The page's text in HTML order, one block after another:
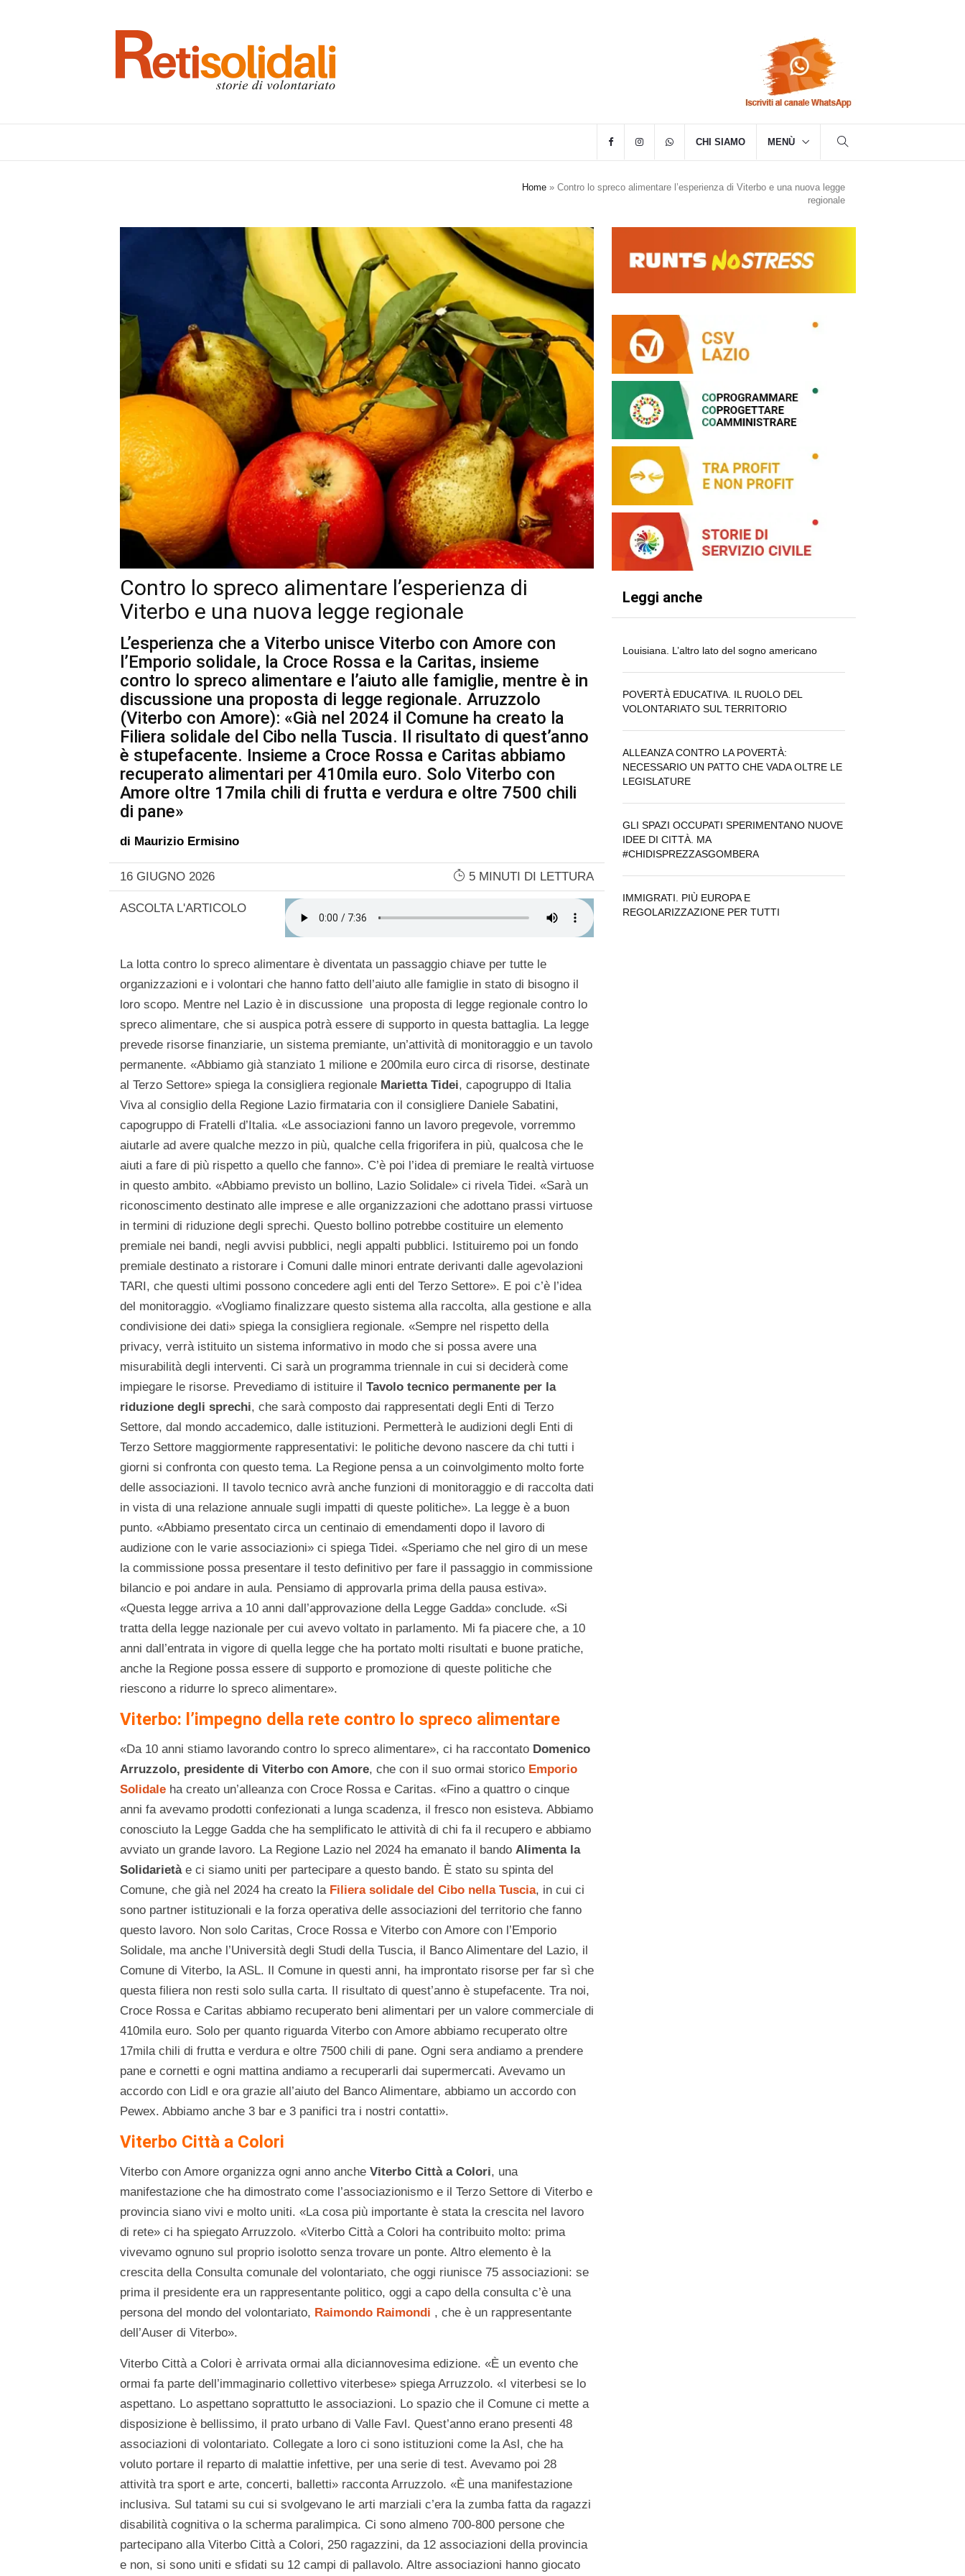
CHI SIAMO MENÙ
Home » Contro lo spreco alimentare l’esperienza di Viterbo e una nuova legge
regionale
Contro lo spreco alimentare l’esperienza di
Viterbo e una nuova legge regionale
L’esperienza che a Viterbo unisce Viterbo con Amore con
l’Emporio solidale, la Croce Rossa e la Caritas, insieme
contro lo spreco alimentare e l’aiuto alle famiglie, mentre è in
discussione una proposta di legge regionale. Arruzzolo
(Viterbo con Amore): «Già nel 2024 il Comune ha creato la
Filiera solidale del Cibo nella Tuscia. Il risultato di quest’anno
è stupefacente. Insieme a Croce Rossa e Caritas abbiamo
recuperato alimentari per 410mila euro. Solo Viterbo con
Amore oltre 17mila chili di frutta e verdura e oltre 7500 chili
di pane»
di Maurizio Ermisino
16 GIUGNO 2026 5 MINUTI DI LETTURA
ASCOLTA L'ARTICOLO
La lotta contro lo spreco alimentare è diventata un passaggio chiave per tutte le
organizzazioni e i volontari che hanno fatto dell’aiuto alle famiglie in stato di bisogno il
loro scopo. Mentre nel Lazio è in discussione una proposta di legge regionale contro lo
spreco alimentare, che si auspica potrà essere di supporto in questa battaglia. La legge
prevede risorse finanziarie, un sistema premiante, un’attività di monitoraggio e un tavolo
permanente. «Abbiamo già stanziato 1 milione e 200mila euro circa di risorse, destinate
al Terzo Settore» spiega la consigliera regionale Marietta Tidei, capogruppo di Italia
Viva al consiglio della Regione Lazio firmataria con il consigliere Daniele Sabatini,
capogruppo di Fratelli d’Italia. «Le associazioni fanno un lavoro pregevole, vorremmo
aiutarle ad avere qualche mezzo in più, qualche cella frigorifera in più, qualcosa che le
aiuti a fare di più rispetto a quello che fanno». C’è poi l’idea di premiare le realtà virtuose
in questo ambito. «Abbiamo previsto un bollino, Lazio Solidale» ci rivela Tidei. «Sarà un
riconoscimento destinato alle imprese e alle organizzazioni che adottano prassi virtuose
in termini di riduzione degli sprechi. Questo bollino potrebbe costituire un elemento
premiale nei bandi, negli avvisi pubblici, negli appalti pubblici. Istituiremo poi un fondo
premiale destinato a ristorare i Comuni dalle minori entrate derivanti dalle agevolazioni
TARI, che questi ultimi possono concedere agli enti del Terzo Settore». E poi c’è l’idea
del monitoraggio. «Vogliamo finalizzare questo sistema alla raccolta, alla gestione e alla
condivisione dei dati» spiega la consigliera regionale. «Sempre nel rispetto della
privacy, verrà istituito un sistema informativo in modo che si possa avere una
misurabilità degli interventi. Ci sarà un programma triennale in cui si deciderà come
impiegare le risorse. Prevediamo di istituire il Tavolo tecnico permanente per la
riduzione degli sprechi, che sarà composto dai rappresentati degli Enti di Terzo
Settore, dal mondo accademico, dalle istituzioni. Permetterà le audizioni degli Enti di
Terzo Settore maggiormente rappresentativi: le politiche devono nascere da chi tutti i
giorni si confronta con questo tema. La Regione pensa a un coinvolgimento molto forte
delle associazioni. Il tavolo tecnico avrà anche funzioni di monitoraggio e di raccolta dati
in vista di una relazione annuale sugli impatti di queste politiche». La legge è a buon
punto. «Abbiamo presentato circa un centinaio di emendamenti dopo il lavoro di
audizione con le varie associazioni» ci spiega Tidei. «Speriamo che nel giro di un mese
la commissione possa presentare il testo definitivo per fare il passaggio in commissione
bilancio e poi andare in aula. Pensiamo di approvarla prima della pausa estiva».
«Questa legge arriva a 10 anni dall’approvazione della Legge Gadda» conclude. «Si
tratta della legge nazionale per cui avevo voltato in parlamento. Mi fa piacere che, a 10
anni dall’entrata in vigore di quella legge che ha portato molti risultati e buone pratiche,
anche la Regione possa essere di supporto e promozione di queste politiche che
riescono a ridurre lo spreco alimentare».
Viterbo: l’impegno della rete contro lo spreco alimentare
«Da 10 anni stiamo lavorando contro lo spreco alimentare», ci ha raccontato Domenico
Arruzzolo, presidente di Viterbo con Amore, che con il suo ormai storico Emporio
Solidale ha creato un’alleanza con Croce Rossa e Caritas. «Fino a quattro o cinque
anni fa avevamo prodotti confezionati a lunga scadenza, il fresco non esisteva. Abbiamo
conosciuto la Legge Gadda che ha semplificato le attività di chi fa il recupero e abbiamo
avviato un grande lavoro. La Regione Lazio nel 2024 ha emanato il bando Alimenta la
Solidarietàe ci siamo uniti per partecipare a questo bando. È stato su spinta del
Comune, che già nel 2024 ha creato la Filiera solidale del Cibo nella Tuscia, in cui ci
sono partner istituzionali e la forza operativa delle associazioni del territorio che fanno
questo lavoro. Non solo Caritas, Croce Rossa e Viterbo con Amore con l’Emporio
Solidale, ma anche l’Università degli Studi della Tuscia, il Banco Alimentare del Lazio, il
Comune di Viterbo, la ASL. Il Comune in questi anni, ha improntato risorse per far sì che
questa filiera non resti solo sulla carta. Il risultato di quest’anno è stupefacente. Tra noi,
Croce Rossa e Caritas abbiamo recuperato beni alimentari per un valore commerciale di
410mila euro. Solo per quanto riguarda Viterbo con Amore abbiamo recuperato oltre
17mila chili di frutta e verdura e oltre 7500 chili di pane. Ogni sera andiamo a prendere
pane e cornetti e ogni mattina andiamo a recuperarli dai supermercati. Avevamo un
accordo con Lidl e ora grazie all’aiuto del Banco Alimentare, abbiamo un accordo con
Pewex. Abbiamo anche 3 bar e 3 panifici tra i nostri contatti».
Viterbo Città a Colori
Viterbo con Amore organizza ogni anno anche Viterbo Città a Colori, una
manifestazione che ha dimostrato come l’associazionismo e il Terzo Settore di Viterbo e
provincia siano vivi e molto uniti. «La cosa più importante è stata la crescita nel lavoro
di rete» ci ha spiegato Arruzzolo. «Viterbo Città a Colori ha contribuito molto: prima
vivevamo ognuno sul proprio isolotto senza trovare un ponte. Altro elemento è la
crescita della Consulta comunale del volontariato, che oggi riunisce 75 associazioni: se
prima il presidente era un rappresentante politico, oggi a capo della consulta c’è una
persona del mondo del volontariato, Raimondo Raimondi , che è un rappresentante
dell’Auser di Viterbo».
Viterbo Città a Colori è arrivata ormai alla diciannovesima edizione. «È un evento che
ormai fa parte dell’immaginario collettivo viterbese» spiega Arruzzolo. «I viterbesi se lo
aspettano. Lo aspettano soprattutto le associazioni. Lo spazio che il Comune ci mette a
disposizione è bellissimo, il prato urbano di Valle Favl. Quest’anno erano presenti 48
associazioni di volontariato. Collegate a loro ci sono istituzioni come la Asl, che ha
voluto portare il reparto di malattie infettive, per una serie di test. Avevamo poi 28
attività tra sport e arte, concerti, balletti» racconta Arruzzolo. «È una manifestazione
inclusiva. Sul tatami su cui si svolgevano le arti marziali c’era la zumba fatta da ragazzi
disabilità cognitiva o la scherma paralimpica. Ci sono almeno 700-800 persone che
partecipano alla Viterbo Città a Colori, 250 ragazzini, da 12 associazioni della provincia
e non, si sono uniti e sfidati su 12 campi di pallavolo. Altre associazioni hanno giocato
Leggi anche
Louisiana. L’altro lato del sogno americano
POVERTÀ EDUCATIVA. IL RUOLO DEL
VOLONTARIATO SUL TERRITORIO
ALLEANZA CONTRO LA POVERTÀ:
NECESSARIO UN PATTO CHE VADA OLTRE LE
LEGISLATURE
GLI SPAZI OCCUPATI SPERIMENTANO NUOVE
IDEE DI CITTÀ. MA
#CHIDISPREZZASGOMBERA
IMMIGRATI. PIÙ EUROPA E
REGOLARIZZAZIONE PER TUTTI